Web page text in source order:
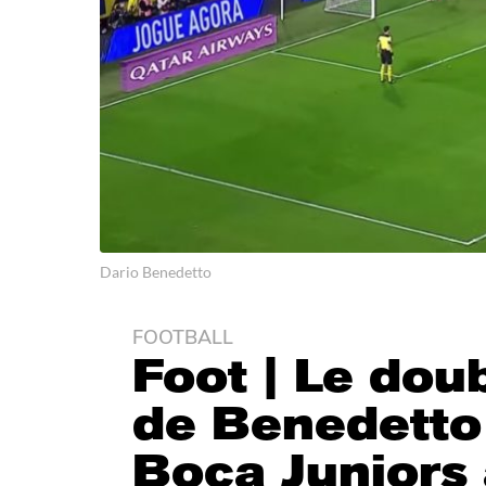
Dario Benedetto
4
a
n
s
a
FOOTBALL
Foot | Le
de
Boca